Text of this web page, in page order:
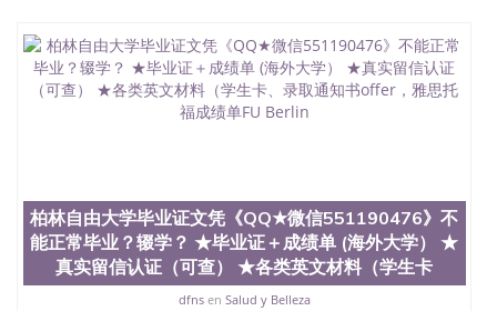
前十名，工学院排名在前十五名，且继续攀升中。纽
约大学为学生们提供本科、硕士及博士学位。学校的
专业课程包括：会计学、MBA、财务、教育、建筑工
程、经济、医学、护理、文学、音乐、生物学、统计
学、化学、英语、社会科学、心理学、戏剧、市场营
销、机械工程、计算机科学、物理学、人工智能、商
科、金融专业 1、客户提供相关材料，确定客户办理
信息，给出操作方案； 2、补充毕业证成绩单等相关
材料； 3、留服注册申请账号，付定金； 4、预约递
交时间，公司人员陪同客户本人一起去留服递交材
柏林自由大学毕业证文凭《QQ★微信551190476》不
能正常毕业？辍学？ ★毕业证＋成绩单 (海外大学） ★
真实留信认证（可查） ★各类英文材料（学生卡
dfnsen Salud y Belleza